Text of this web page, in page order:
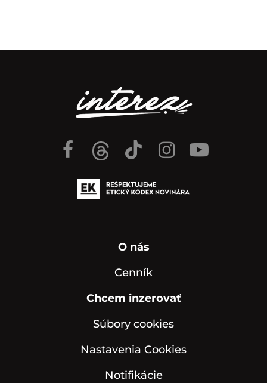
O nás
Cenník
Chcem inzerovať
Súbory cookies
Nastavenia Cookies
Notifikácie